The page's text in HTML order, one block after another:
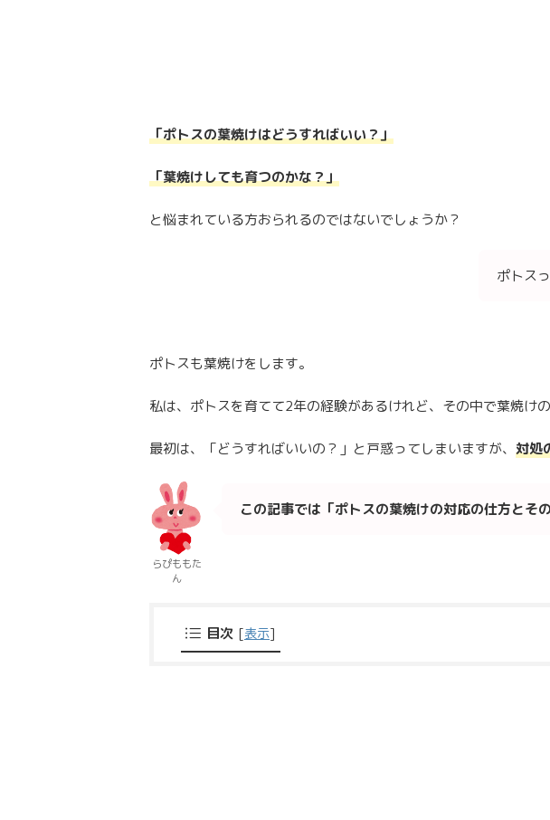
「ポトスの葉焼けはどうすればいい？」
「葉焼けしても育つのかな？」
と悩まれている方おられるのではないでしょうか？
ポトス
ポトスも葉焼けをします。
私は、ポトスを育てて2年の経験があるけれど、その中で葉焼け
最初は、「どうすればいいの？」と戸惑ってしまいますが、 対処
らぴももた
ん
この記事では「ポトスの葉焼けの対応の仕方とそ
目次 [表示]